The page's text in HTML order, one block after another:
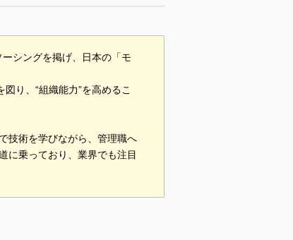
シングを掲げ、日本の「モ
り、“組織能力”を高めるこ
技術を学びながら、管理職へ
に乗っており、業界でも注目